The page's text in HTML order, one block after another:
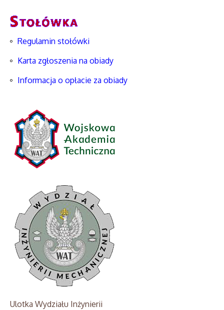
Regulamin stołówki
Karta zgłoszenia na obiady
Informacja o opłacie za obiady
Ulotka Wydziału Inżynierii